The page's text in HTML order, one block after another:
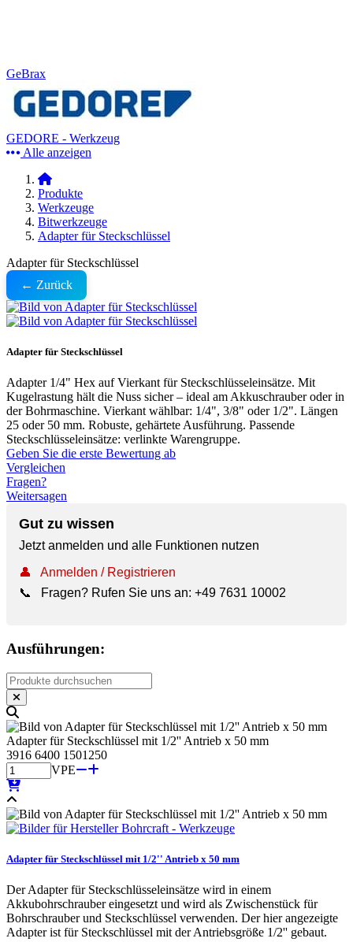
GeBrax
GEDORE - Werkzeug
Alle anzeigen
Produkte
Werkzeuge
Bitwerkzeuge
Adapter für Steckschlüssel
Adapter für Steckschlüssel
← Zurück
Adapter für Steckschlüssel
Adapter 1/4" Hex auf Vierkant für Steckschlüsseleinsätze. Mit
Kugelrastung hält die Nuss sicher – ideal am Akkuschrauber oder in
der Bohrmaschine. Vierkant wählbar: 1/4", 3/8" oder 1/2". Längen
25 oder 50 mm. Robuste, gehärtete Ausführung. Passende
Steckschlüsseleinsätze: verlinkte Warengruppe.
Geben Sie die erste Bewertung ab
Vergleichen
Fragen?
Weitersagen
Gut zu wissen
Jetzt anmelden und alle Funktionen nutzen
👤
Anmelden / Registrieren
📞
Fragen? Rufen Sie uns an: +49 7631 10002
Ausführungen:
Adapter für Steckschlüssel mit 1/2'' Antrieb x 50 mm
3916 6400 1501250
VPE
Adapter für Steckschlüssel mit 1/2'' Antrieb x 50 mm
Der Adapter für Steckschlüsseleinsätze wird in einem
Akkubohrschrauber eingesetzt und wird als Zwischenstück für
Bohrschrauber und Steckschlüssel verwenden. Der hier angezeigte
Adapter ist für Steckschlüssel mit der Antriebsgröße 1/2'' gebaut.